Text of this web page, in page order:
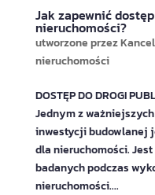
Jak zapewnić
nieruchomości?
utworzone przez
nieruchomości
DOSTĘP DO DROGI
Jednym z
inwestycji budowlanej
dla nieruchomości.
badanych podczas
nieruchomości....